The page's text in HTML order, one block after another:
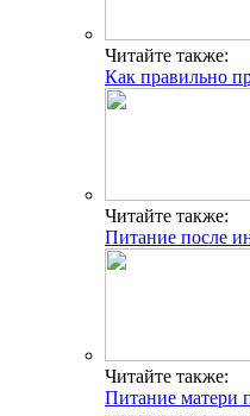
Читайте также:
Как правильно
Читайте также:
Питание после
Читайте также:
Питание матери